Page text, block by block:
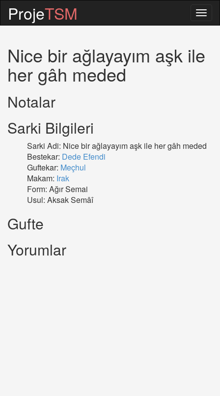
ProjeTSM
Nice bir ağlayayım aşk ile
her gâh meded
Notalar
Sarki Bilgileri
Sarki Adi: Nice bir ağlayayım aşk ile her gâh meded
Bestekar: Dede Efendi
Guftekar: Meçhul
Makam: Irak
Form: Ağır Semai
Usul: Aksak Semâî
Gufte
Yorumlar